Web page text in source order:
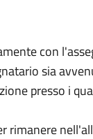
con
sia
presso i
rimanere